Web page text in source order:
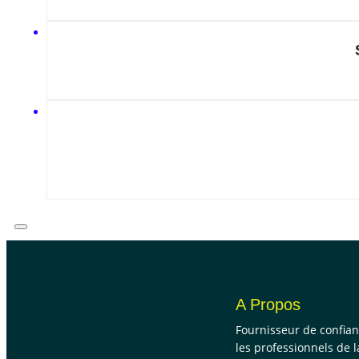
A Propos
Fournisseur de
les professionnels de